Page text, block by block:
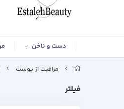
دست و ناخن
مراقبت از پوست
فیلتر